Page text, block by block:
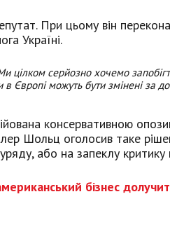
При цьому він
Україні.
цілком серйозно хочемо
Європі можуть бути змінені за
консервативною
Шольц оголосив таке
або на запеклу критику
бізнес